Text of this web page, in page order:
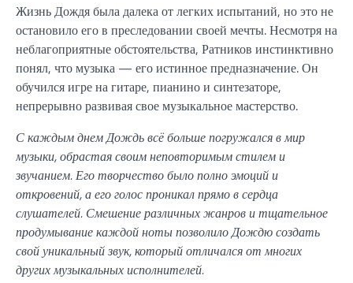
Жизнь Дождя была далека от легких испытаний, но это не
остановило его в преследовании своей мечты. Несмотря на
неблагоприятные обстоятельства, Ратников инстинктивно
понял, что музыка — его истинное предназначение. Он
обучился игре на гитаре, пианино и синтезаторе,
непрерывно развивая свое музыкальное мастерство.
С каждым днем Дождь всё больше погружался в мир
музыки, обрастая своим неповторимым стилем и
звучанием. Его творчество было полно эмоций и
откровений, а его голос проникал прямо в сердца
слушателей. Смешение различных жанров и тщательное
продумывание каждой ноты позволило Дождю создать
свой уникальный звук, который отличался от многих
других музыкальных исполнителей.